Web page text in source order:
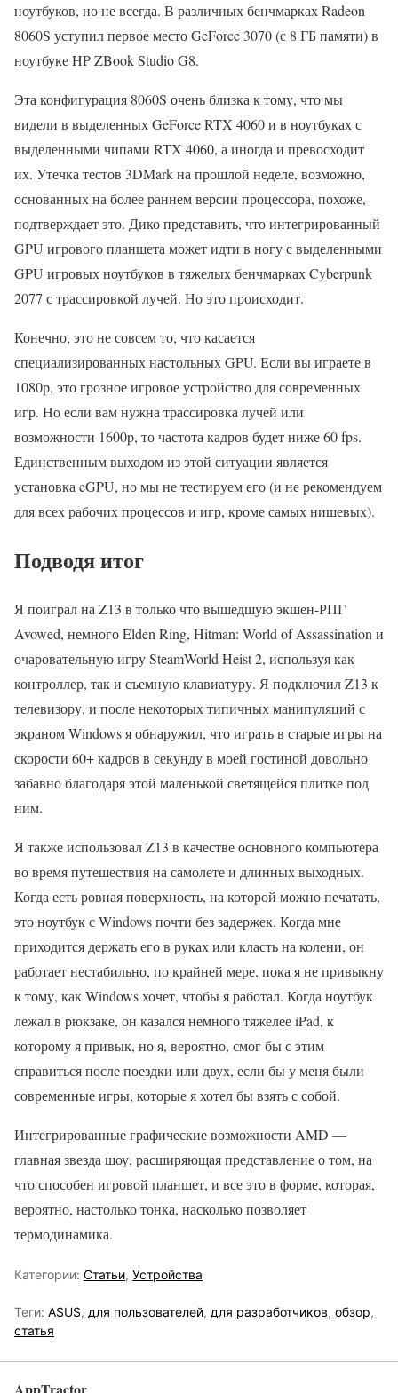
ноутбуков, но не всегда. В различных бенчмарках Radeon
8060S уступил первое место GeForce 3070 (с 8 ГБ памяти) в
ноутбуке HP ZBook Studio G8.
Эта конфигурация 8060S очень близка к тому, что мы
видели в выделенных GeForce RTX 4060 и в ноутбуках с
выделенными чипами RTX 4060, а иногда и превосходит
их. Утечка тестов 3DMark на прошлой неделе, возможно,
основанных на более раннем версии процессора, похоже,
подтверждает это. Дико представить, что интегрированный
GPU игрового планшета может идти в ногу с выделенными
GPU игровых ноутбуков в тяжелых бенчмарках Cyberpunk
2077 с трассировкой лучей. Но это происходит.
Конечно, это не совсем то, что касается
специализированных настольных GPU. Если вы играете в
1080p, это грозное игровое устройство для современных
игр. Но если вам нужна трассировка лучей или
возможности 1600p, то частота кадров будет ниже 60 fps.
Единственным выходом из этой ситуации является
установка eGPU, но мы не тестируем его (и не рекомендуем
для всех рабочих процессов и игр, кроме самых нишевых).
Подводя итог
Я поиграл на Z13 в только что вышедшую экшен-РПГ
Avowed, немного Elden Ring, Hitman: World of Assassination и
очаровательную игру SteamWorld Heist 2, используя как
контроллер, так и съемную клавиатуру. Я подключил Z13 к
телевизору, и после некоторых типичных манипуляций с
экраном Windows я обнаружил, что играть в старые игры на
скорости 60+ кадров в секунду в моей гостиной довольно
забавно благодаря этой маленькой светящейся плитке под
ним.
Я также использовал Z13 в качестве основного компьютера
во время путешествия на самолете и длинных выходных.
Когда есть ровная поверхность, на которой можно печатать,
это ноутбук с Windows почти без задержек. Когда мне
приходится держать его в руках или класть на колени, он
работает нестабильно, по крайней мере, пока я не привыкну
к тому, как Windows хочет, чтобы я работал. Когда ноутбук
лежал в рюкзаке, он казался немного тяжелее iPad, к
которому я привык, но я, вероятно, смог бы с этим
справиться после поездки или двух, если бы у меня были
современные игры, которые я хотел бы взять с собой.
Интегрированные графические возможности AMD —
главная звезда шоу, расширяющая представление о том, на
что способен игровой планшет, и все это в форме, которая,
вероятно, настолько тонка, насколько позволяет
термодинамика.
Категории: Статьи, Устройства
Теги: ASUS, для пользователей, для разработчиков, обзор,
статья